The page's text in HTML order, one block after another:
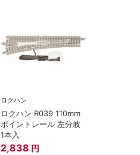
ロクハン
ロクハン R039 110mm
ポイントレール 左分岐
1本入
2,838 円